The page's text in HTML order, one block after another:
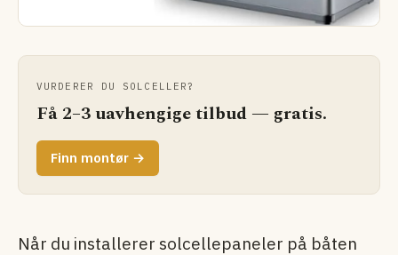
VURDERER DU SOLCELLER?
Få 2–3 uavhengige tilbud — gratis.
Finn montør →
Når du installerer solcellepaneler på båten